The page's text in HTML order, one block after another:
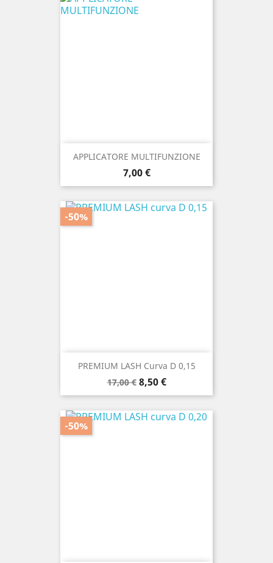
APPLICATORE MULTIFUNZIONE
Prezzo
7,00 €
PREMIUM LASH Curva D 0,15
Prezzo
base
17,00 € Prezzo
8,50 €
-50%
-50%